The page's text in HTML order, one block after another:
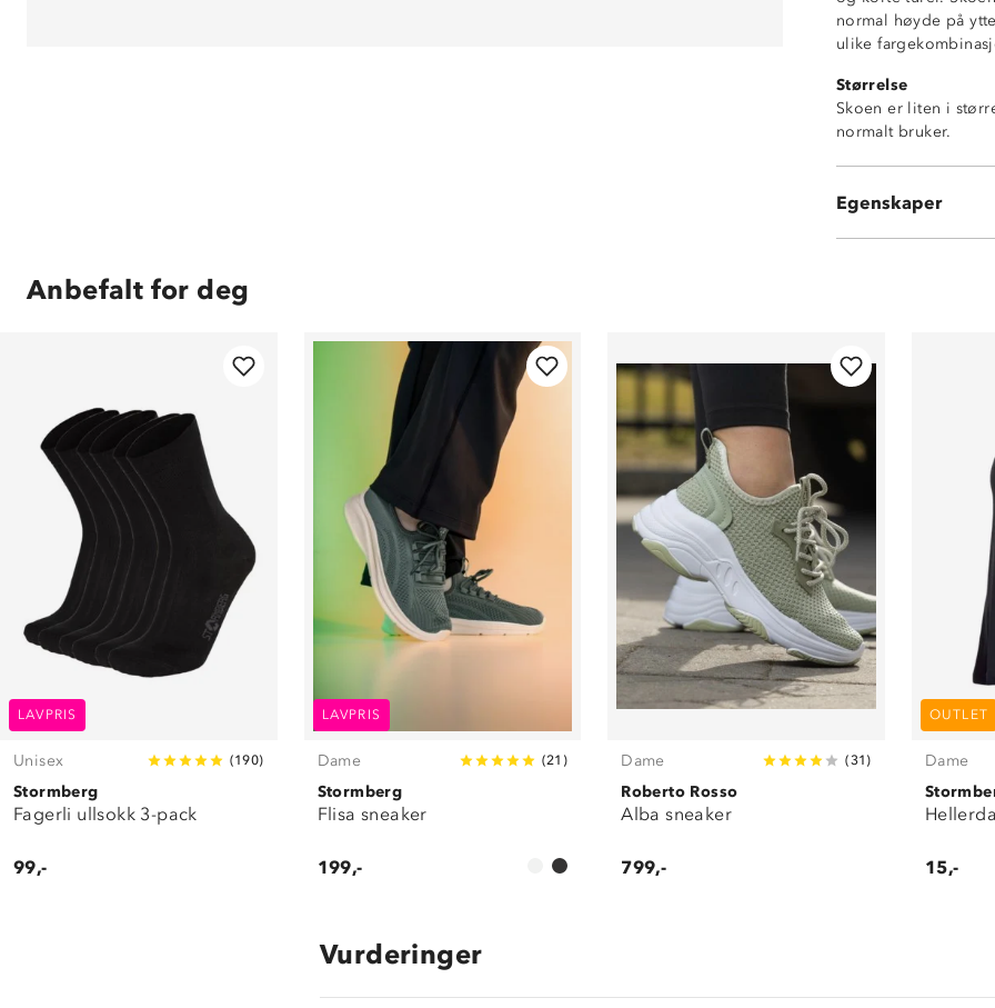
normal høyde på
ulike
Størrelse
Skoen er liten i
normalt bruker.
Egenskaper
Lettvekt
Myk
Vanlig høyde på
Anbefalt for deg
LAVPRIS
Unisex (190)
Stormberg
Fagerli ullsokk 3-pack
99,-
LAVPRIS
Dame (21 )
Stormberg
Flisa sneaker
199,-
Dame (31 )
Roberto Rosso
Alba sneaker
799,-
OUTLET
Dame
15,-
Vurderinger